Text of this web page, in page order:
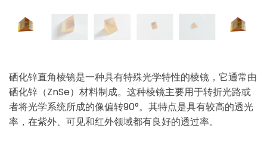
硒化锌直角棱镜是一种具有特殊光学特性的棱镜，它通常由
硒化锌（ZnSe）材料制成。这种棱镜主要用于转折光路或
者将光学系统所成的像偏转90°。 其特点是具有较高的透光
率，在紫外、可见和红外领域都有良好的透过率。